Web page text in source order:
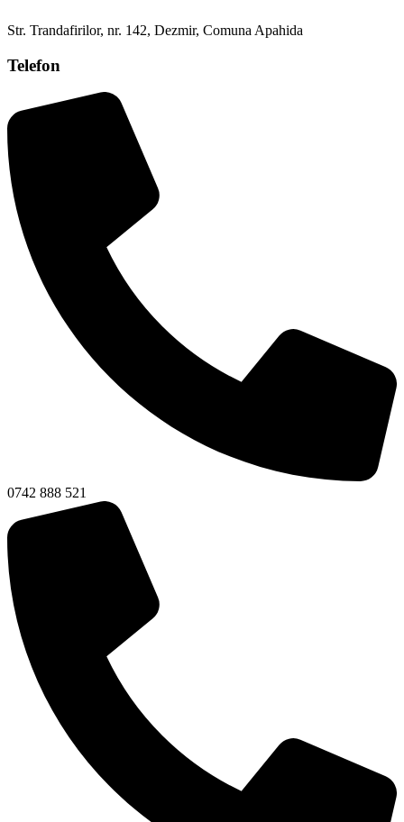
Str. Trandafirilor, nr. 142, Dezmir, Comuna Apahida
Telefon
0742 888 521